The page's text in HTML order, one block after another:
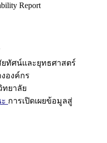
Report
ยทัศน์และยุทธศาสตร์
องค์กร
ทยาลัย
การเปิดเผยข้อมูลสู่